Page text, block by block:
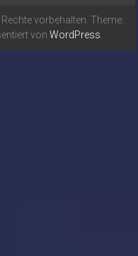
Rechte vorbehalten. Theme:
von WordPress